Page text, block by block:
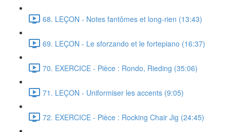
68. LEÇON - Notes fantômes et long-rien (13:43)
69. LEÇON - Le sforzando et le fortepiano (16:37)
70. EXERCICE - Pièce : Rondo, Rieding (35:06)
71. LEÇON - Uniformiser les accents (9:05)
72. EXERCICE - Pièce : Rocking Chair Jig (24:45)